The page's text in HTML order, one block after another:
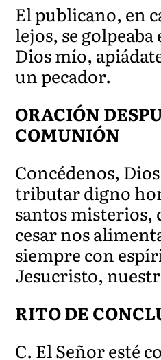
El publicano, en
lejos, se
Dios mío,
un pecador.
ORACIÓN
COMUNIÓN
Concédenos,
tributar digno
santos misterios,
cesar nos
siempre con
Jesucristo,
RITO DE
C. El Señor esté